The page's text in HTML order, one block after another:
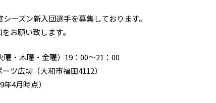
ーズン新入団選手を募集しております。
お願い致します。
・木曜・金曜）19：00～21：00
ツ広場（大和市福田4112）
4月時点）